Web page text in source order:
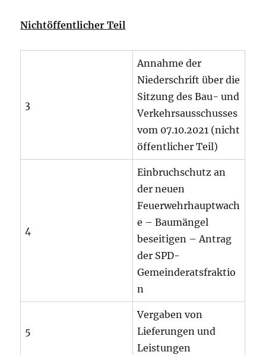
Nichtöffentlicher Teil
3
Annahme der
Niederschrift über die
Sitzung des Bau- und
Verkehrsausschusses
vom 07.10.2021 (nicht
öffentlicher Teil)
4
Einbruchschutz an
der neuen
Feuerwehrhauptwach
e – Baumängel
beseitigen – Antrag
der SPD-
Gemeinderatsfraktio
n
5
Vergaben von
Lieferungen und
Leistungen